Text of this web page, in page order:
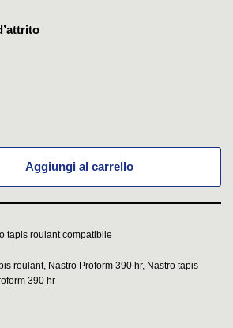
Aggiungi al carrello
tapis roulant compatibile
roulant, Nastro Proform 390 hr, Nastro tapis
390 hr